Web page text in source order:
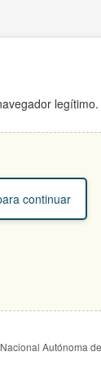
legítimo.
continuar
Autónoma